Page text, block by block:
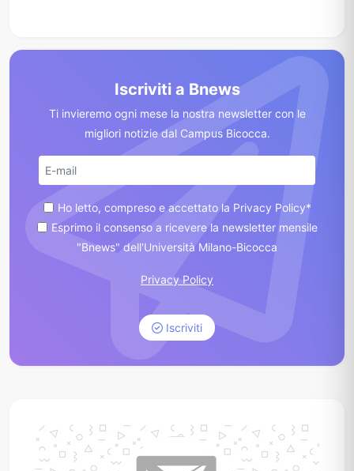
Iscriviti a Bnews
Ti invieremo ogni mese la nostra newsletter con le
migliori notizie dal Campus Bicocca.
Ho letto, compreso e accettato la Privacy Policy*
Esprimo il consenso a ricevere la newsletter mensile
"Bnews" dell'Università Milano-Bicocca
Privacy Policy
Iscriviti